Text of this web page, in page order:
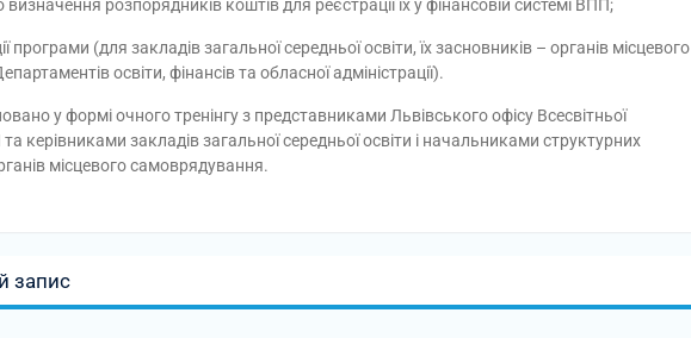
розпорядників коштів для реєстрації їх у фінансовій системі ВПП;
програми (для закладів загальної середньої освіти, їх засновників – органів місцевого
освіти, фінансів та обласної адміністрації).
у формі очного тренінгу з представниками Львівського офісу Всесвітньої
керівниками закладів загальної середньої освіти і начальниками структурних
місцевого самоврядування.
запис